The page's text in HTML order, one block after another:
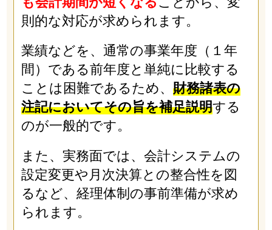
則的な対応が求められます。
業績などを、通常の事業年度（１年
間）である前年度と単純に比較する
ことは困難であるため、 財務諸表の
注記においてその旨を補足説明する
のが一般的です。
また、実務面では、会計システムの
設定変更や月次決算との整合性を図
るなど、経理体制の事前準備が求め
られます。